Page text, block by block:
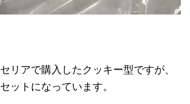
リアで購入したクッキー型ですが、
ットになっています。